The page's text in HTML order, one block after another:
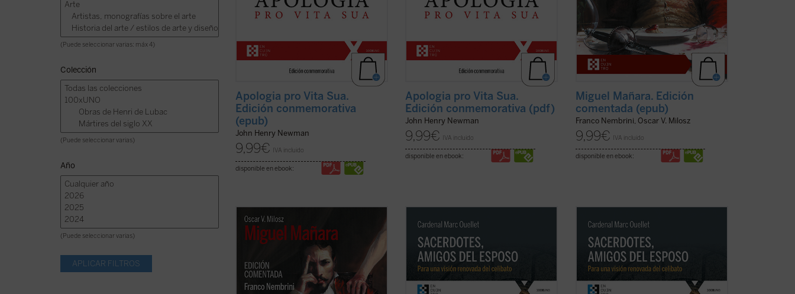
(Puede seleccionar varias: máx 4)
Colección
(Puede seleccionar varias)
Año
(Puede seleccionar varias)
Apologia pro Vita Sua.
Edición conmemorativa
(epub)
John Henry Newman
9,99€ IVA incluido
disponible en ebook:
Apologia pro Vita Sua.
Edición conmemorativa (pdf)
John Henry Newman
9,99€ IVA incluido
disponible en ebook:
Miguel Mañara. Edición
comentada (epub)
Franco Nembrini, Oscar V. Milosz
9,99€ IVA incluido
disponible en ebook:
Nembrini, quien bien puede ser a Dante
lo que Harold Bloom a Shakespeare, nos
introduce en el
Miguel Mañara
de Milosz
--obra basada en el personaje histórico
que inspiró el mito de don Juan-- de
forma apasionada, mostrando cómo en
los ...(ver ficha)
El Prefecto de la Congregación para los
sacerdotal en unos tiempos en los que
«los escándalos, las humillaciones y el
desgaste han sumido al clero en un
desconcierto, ...
El Prefecto de la Congregación para los
sacerdotal en unos tiempos en los que
«los escándalos, las humillaciones y el
desgaste han sumido al clero en un
desconcierto, ...